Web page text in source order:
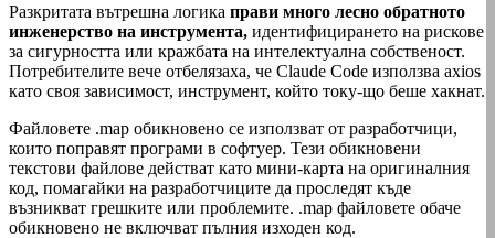
Разкритата вътрешна логика прави много лесно обратното
инженерство на инструмента, идентифицирането на рискове
за сигурността или кражбата на интелектуална собственост.
Потребителите вече отбелязаха, че Claude Code използва axios
като своя зависимост, инструмент, който току-що беше хакнат.
Файловете .map обикновено се използват от разработчици,
които поправят програми в софтуер. Тези обикновени
текстови файлове действат като мини-карта на оригиналния
код, помагайки на разработчиците да проследят къде
възникват грешките или проблемите. .map файловете обаче
обикновено не включват пълния изходен код.